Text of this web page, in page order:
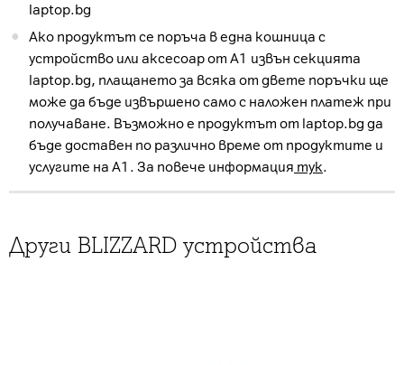
laptop.bg
Ако продуктът се поръча в една кошница с
устройство или аксесоар от А1 извън секцията
laptop.bg, плащането за всяка от двете поръчки ще
може да бъде извършено само с наложен платеж при
получаване. Възможно е продуктът от laptop.bg да
бъде доставен по различно време от продуктите и
услугите на А1. За повече информация тук.
Други BLIZZARD устройства